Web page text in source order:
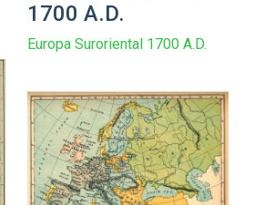
1700 A.D.
Europa Suroriental 1700 A.D.